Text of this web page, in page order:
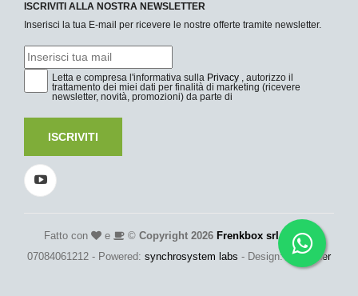
ISCRIVITI ALLA NOSTRA NEWSLETTER
Inserisci la tua E-mail per ricevere le nostre offerte tramite newsletter.
Letta e compresa l'informativa sulla Privacy , autorizzo il
trattamento dei miei dati per finalità di marketing (ricevere
newsletter, novità, promozioni) da parte di
ISCRIVITI
Fatto con e © Copyright 2026 Frenkbox srl- P.Iva:
07084061212 - Powered: synchrosystem labs - Design: adesigner